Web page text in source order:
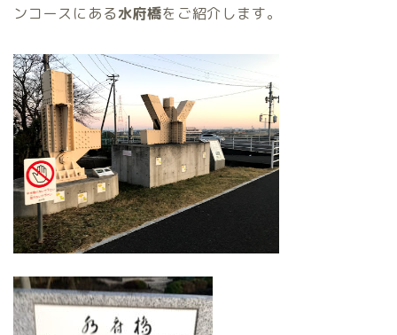
ンコースにある水府橋をご紹介します。